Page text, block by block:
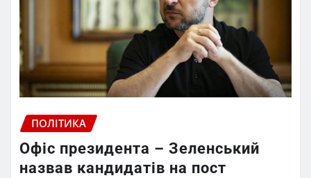
ПОЛІТИКА
Офіс президента – Зеленський
назвав кандидатів на пост